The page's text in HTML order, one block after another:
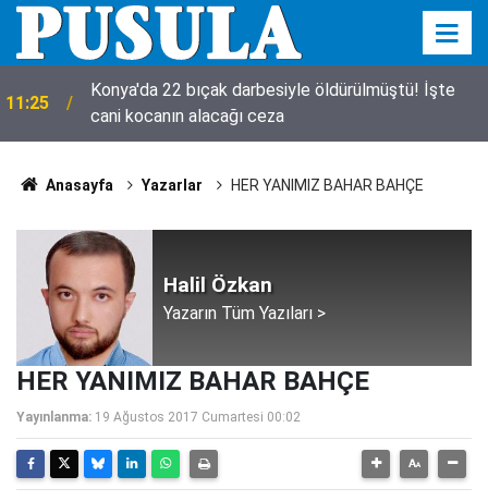
11:25
Konya'da 22 bıçak darbesiyle öldürülmüştü! İşte
cani kocanın alacağı ceza
Anasayfa Yazarlar HER YANIMIZ BAHAR BAHÇE
Halil Özkan
Yazarın Tüm Yazıları >
HER YANIMIZ BAHAR BAHÇE
Yayınlanma: 19 Ağustos 2017 Cumartesi 00:02